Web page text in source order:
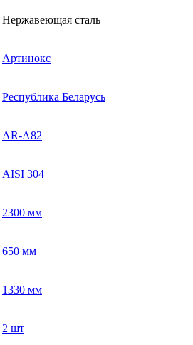
Нержавеющая сталь
Артинокс
Республика Беларусь
AR-A82
AISI 304
2300 мм
650 мм
1330 мм
2 шт